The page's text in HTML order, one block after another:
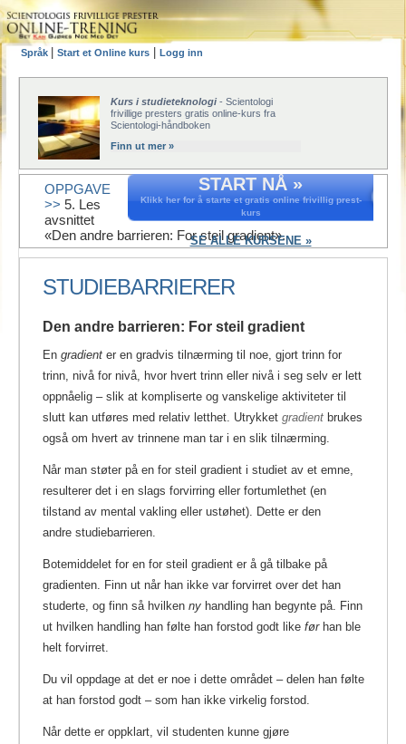
Språk Start et Online kurs Logg inn
Kurs i studieteknologi- Scientologi
frivillige presters gratis online-kurs fra
Scientologi-håndboken
Finn ut mer »
START NÅ »
Klikk her for å starte et gratis online frivillig prest-
kurs
SE ALLE KURSENE »
OPPGAVE
>> 5. Les
avsnittet
«Den andre barrieren: For steil gradient».
STUDIEBARRIERER
Den andre barrieren: For steil gradient
En gradient er en gradvis tilnærming til noe, gjort trinn for
trinn, nivå for nivå, hvor hvert trinn eller nivå i seg selv er lett
oppnåelig – slik at kompliserte og vanskelige aktiviteter til
slutt kan utføres med relativ letthet. Utrykket gradient brukes
også om hvert av trinnene man tar i en slik tilnærming.
Når man støter på en for steil gradient i studiet av et emne,
resulterer det i en slags forvirring eller fortumlethet (en
tilstand av mental vakling eller ustøhet). Dette er den
andre studiebarrieren.
Botemiddelet for en for steil gradient er å gå tilbake på
gradienten. Finn ut når han ikke var forvirret over det han
studerte, og finn så hvilken ny handling han begynte på. Finn
ut hvilken handling han følte han forstod godt like førhan ble
helt forvirret.
Du vil oppdage at det er noe i dette området – delen han følte
at han forstod godt – som han ikke virkelig forstod.
Når dette er oppklart, vil studenten kunne gjøre